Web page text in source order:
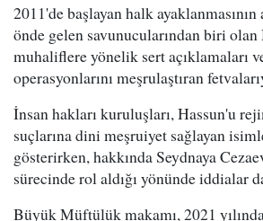
2011'de başlayan halk
önde gelen savunucularından biri olan
muhaliflere yönelik sert açıklamaları
operasyonlarını meşrulaştıran
İnsan hakları kuruluşları, Hassun'u
suçlarına dini meşruiyet sağlayan
gösterirken, hakkında Seydnaya
sürecinde rol aldığı yönünde iddialar
Büyük Müftülük makamı, 2021